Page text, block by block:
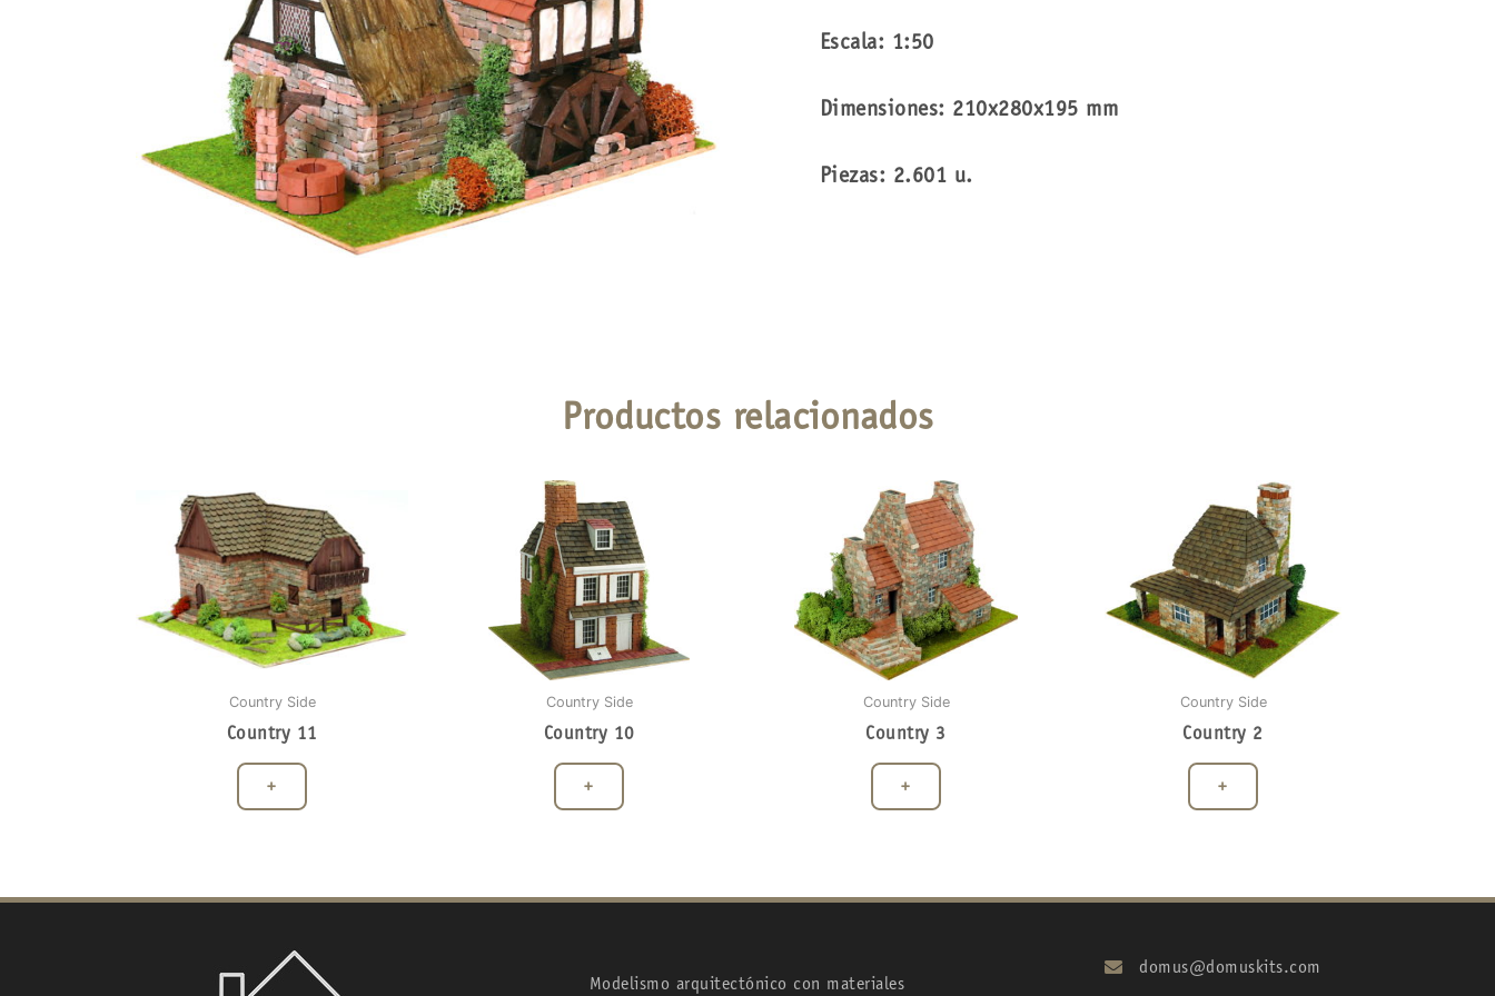
Escala: 1:50
Dimensiones: 210x280x195 mm
Piezas: 2.601 u.
Productos relacionados
Country Side
Country 11
+
Country Side
Country 10
+
Country Side
Country 3
+
Country Side
Country 2
+
Modelismo arquitectónico con materiales
domus@domuskits.com